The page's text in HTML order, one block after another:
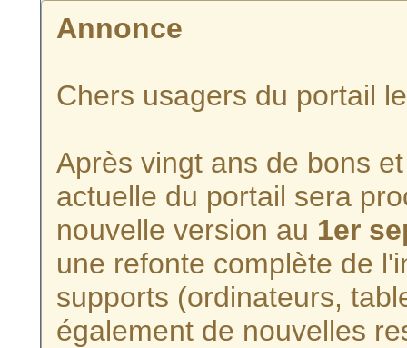
Annonce
Chers usagers du portail
Après vingt ans de bons
actuelle du portail sera
nouvelle version au 1er
une refonte complète de
supports (ordinateurs,
également de nouvelles